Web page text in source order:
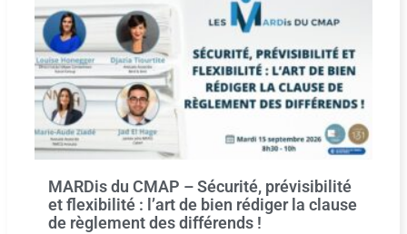
MARDis du CMAP – Sécurité, prévisibilité
et flexibilité : l’art de bien rédiger la clause
de règlement des différends !